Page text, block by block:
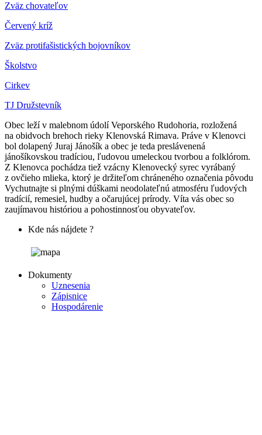
Zväz chovateľov
Červený kríž
Zväz protifašistických bojovníkov
Školstvo
Cirkev
TJ Družstevník
Obec leží v malebnom údolí Veporského Rudohoria, rozložená
na obidvoch brehoch rieky Klenovská Rimava. Práve v Klenovci
bol dolapený Juraj Jánošík a obec je teda preslávenená
jánošíkovskou tradíciou, ľudovou umeleckou tvorbou a folklórom.
Z Klenovca pochádza tiež vzácny Klenovecký syrec vyrábaný
z ovčieho mlieka, ktorý je držiteľom chráneného označenia pôvodu
Vychutnajte si plnými dúškami neodolateľnú atmosféru ľudových
tradícií, remesiel, hudby a očarujúcej prírody. Víta vás obec so
zaujímavou históriou a pohostinnosťou obyvateľov.
Kde nás nájdete ?
Dokumenty
Uznesenia
Zápisnice
Hospodárenie